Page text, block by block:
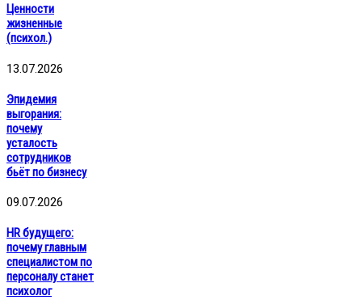
Ценности
жизненные
(психол.)
13.07.2026
Эпидемия
выгорания:
почему
усталость
сотрудников
бьёт по бизнесу
09.07.2026
HR будущего:
почему главным
специалистом по
персоналу станет
психолог